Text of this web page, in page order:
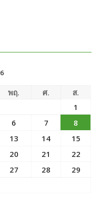
พฤ. ศ.
ส.
1
6 7
8
13 14
15
20 21
22
27 28
29